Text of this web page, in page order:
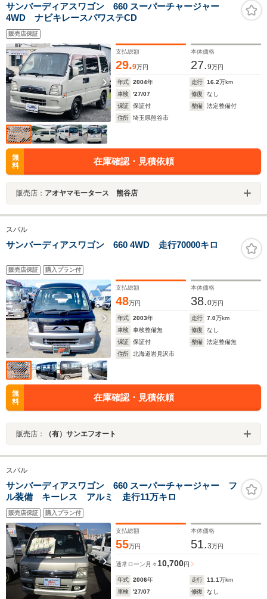
サンバーディアスワゴン 660 スーパーチャージャー
4WD ナビキレースパワステCD
販売店保証
支払総額
29.9万円
本体価格
27.9万円
年式 2004年 走行 16.2万km
車検
'27/07 修復
なし
保証
保証付 整備
法定整備付
住所
埼玉県熊谷市
無
料
在庫確認・見積依頼
販売店： アオヤマモータース 熊谷店
スバル
サンバーディアスワゴン 660 4WD 走行70000キロ
販売店保証 購入プラン付
支払総額
48万円
本体価格
38.0万円
年式 2003年 走行 7.0万km
車検
車検整備無 修復
なし
保証
保証付 整備
法定整備無
住所
北海道岩見沢市
無
料
在庫確認・見積依頼
販売店： （有）サンエフオート
スバル
サンバーディアスワゴン 660 スーパーチャージャー フ
ル装備 キーレス アルミ 走行11万キロ
販売店保証 購入プラン付
支払総額
55万円
本体価格
51.3万円
通常ローン 月々 10,700円
年式 2006年 走行 11.1万km
車検
'27/07 修復
なし